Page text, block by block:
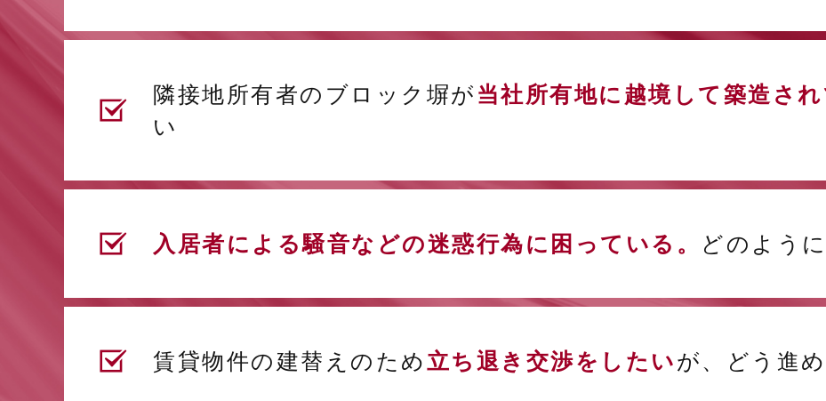
隣接地所有者のブロック塀が 当社所有地に越境して築造さ
い
入居者による騒音などの迷惑行為に困っている。 どのよう
賃貸物件の建替えのため立ち退き交渉をしたいが、どう進